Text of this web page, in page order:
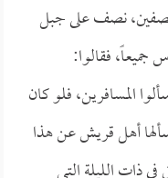
نصفين، نصف على جبل
فقالوا:
المسافرين، فلو كان
أهل قريش عن هذا